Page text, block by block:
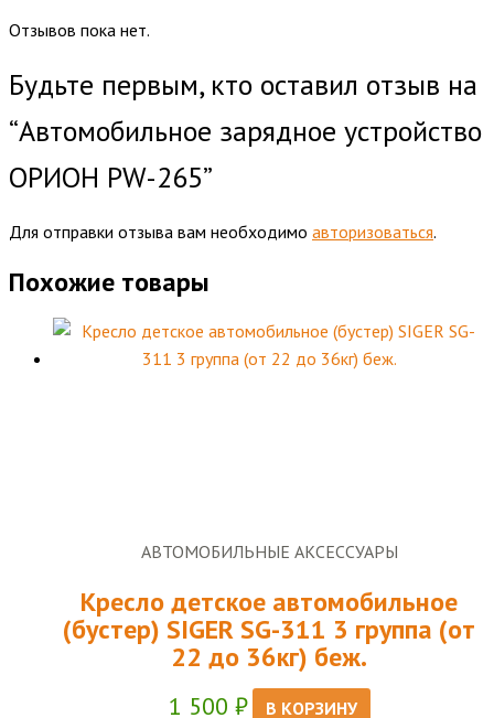
Отзывов пока нет.
Будьте первым, кто оставил отзыв на
“Автомобильное зарядное устройство
ОРИОН PW-265”
Для отправки отзыва вам необходимо авторизоваться.
Похожие товары
АВТОМОБИЛЬНЫЕ АКСЕССУАРЫ
Кресло детское автомобильное
(бустер) SIGER SG-311 3 группа (от
22 до 36кг) беж.
1 500 ₽ В КОРЗИНУ